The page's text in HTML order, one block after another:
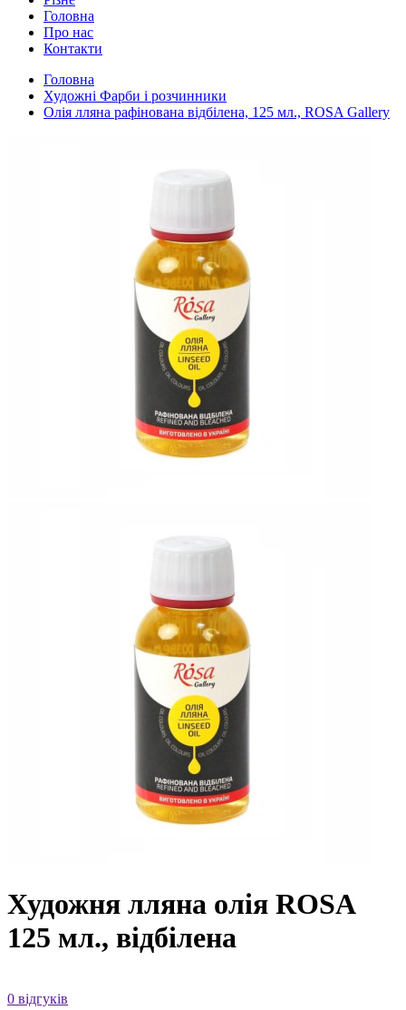
Головна
Про нас
Контакти
Головна
Художні Фарби і розчинники
Олія лляна рафінована відбілена, 125 мл., ROSA Gallery
Художня лляна олія ROSA
125 мл., відбілена
0 відгуків